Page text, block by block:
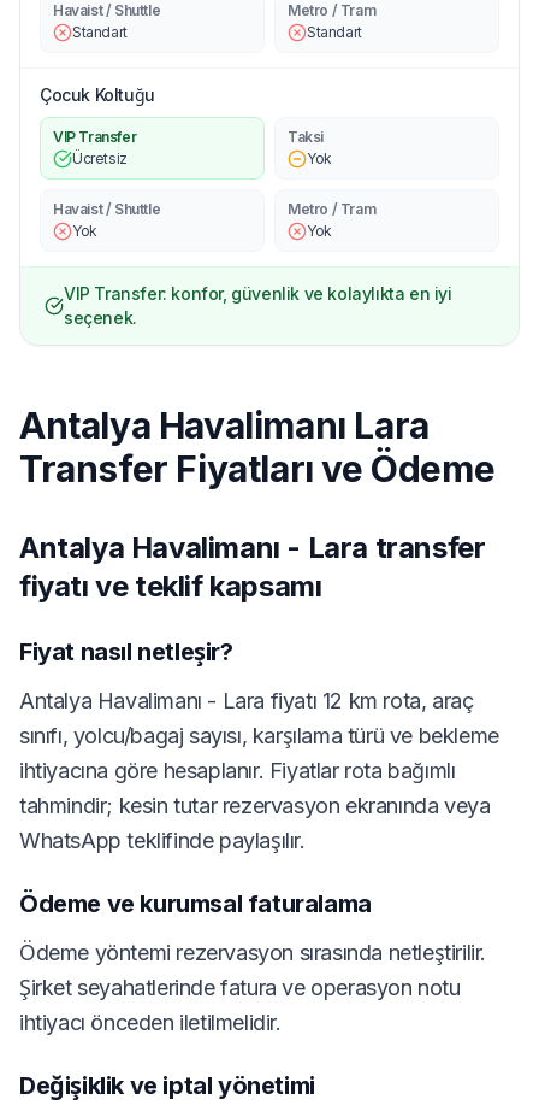
Havaist / Shuttle
Standart
Metro / Tram
Standart
Çocuk Koltuğu
VIP Transfer
Ücretsiz
Taksi
Yok
Havaist / Shuttle
Yok
Metro / Tram
Yok
VIP Transfer: konfor, güvenlik ve kolaylıkta en iyi
seçenek.
Antalya Havalimanı Lara
Transfer Fiyatları ve Ödeme
Antalya Havalimanı - Lara transfer
fiyatı ve teklif kapsamı
Fiyat nasıl netleşir?
Antalya Havalimanı - Lara fiyatı 12 km rota, araç
sınıfı, yolcu/bagaj sayısı, karşılama türü ve bekleme
ihtiyacına göre hesaplanır. Fiyatlar rota bağımlı
tahmindir; kesin tutar rezervasyon ekranında veya
WhatsApp teklifinde paylaşılır.
Ödeme ve kurumsal faturalama
Ödeme yöntemi rezervasyon sırasında netleştirilir.
Şirket seyahatlerinde fatura ve operasyon notu
ihtiyacı önceden iletilmelidir.
Değişiklik ve iptal yönetimi